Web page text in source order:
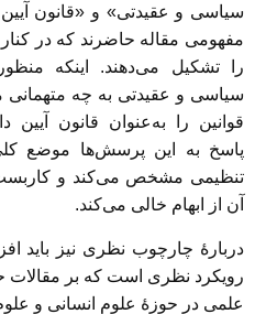
سیاسی و عقیدتی» و «قانون
مفهومی مقاله حاضرند که در
را تشکیل می‌دهند. اینکه
سیاسی و عقیدتی به چه متهمانی
قوانین را به‌عنوان قانون
پاسخ به این پرسش‌ها موضع
تنظیمی مشخص می‌کند و کاربست
آن از ابهام خالی می‌کند.
دربارۀ چارچوب نظری نیز باید
رویکرد نظری است که بر
علمی در حوزۀ علوم انسانی و